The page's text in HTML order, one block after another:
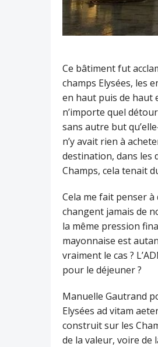
Ce bâtiment fut
champs Elysées, les
en haut puis de haut
n’importe quel
sans autre but
n’y avait rien à
destination, dans les
Champs, cela tenait
Cela me fait penser à
changent jamais de
la même pression
mayonnaise est
vraiment le cas ?
pour le déjeuner ?
Manuelle Gautrand
Elysées ad vitam
construit sur les
de la valeur, voire de